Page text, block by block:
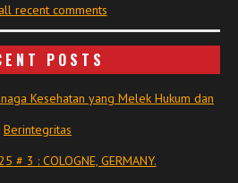
recent comments
POSTS
Kesehatan yang Melek Hukum dan
Berintegritas
# 3 : COLOGNE, GERMANY.